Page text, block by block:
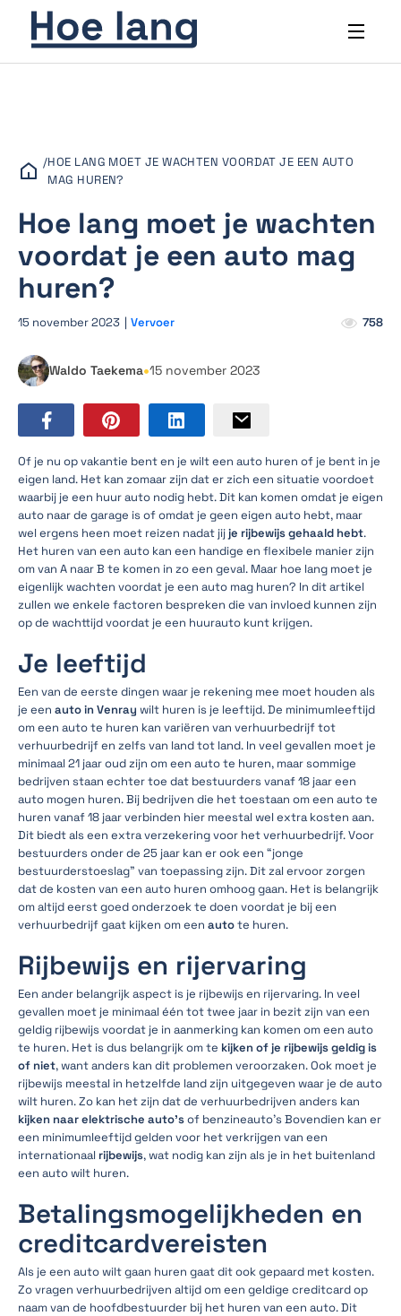
/HOE LANG MOET JE WACHTEN VOORDAT JE EEN AUTO
MAG HUREN?
Hoe lang moet je wachten
voordat je een auto mag
huren?
15 november 2023 | Vervoer 758
Waldo Taekema•15 november 2023
Of je nu op vakantie bent en je wilt een auto huren of je bent in je
eigen land. Het kan zomaar zijn dat er zich een situatie voordoet
waarbij je een huur auto nodig hebt. Dit kan komen omdat je eigen
auto naar de garage is of omdat je geen eigen auto hebt, maar
wel ergens heen moet reizen nadat jijje rijbewijs gehaald hebt.
Het huren van een auto kan een handige en flexibele manier zijn
om van A naar B te komen in zo een geval. Maar hoe lang moet je
eigenlijk wachten voordat je een auto mag huren? In dit artikel
zullen we enkele factoren bespreken die van invloed kunnen zijn
op de wachttijd voordat je een huurauto kunt krijgen.
Je leeftijd
Een van de eerste dingen waar je rekening mee moet houden als
je een auto in Venray wilt huren is je leeftijd. De minimumleeftijd
om een auto te huren kan variëren van verhuurbedrijf tot
verhuurbedrijf en zelfs van land tot land. In veel gevallen moet je
minimaal 21 jaar oud zijn om een auto te huren, maar sommige
bedrijven staan echter toe dat bestuurders vanaf 18 jaar een
auto mogen huren. Bij bedrijven die het toestaan om een auto te
huren vanaf 18 jaar verbinden hier meestal wel extra kosten aan.
Dit biedt als een extra verzekering voor het verhuurbedrijf. Voor
bestuurders onder de 25 jaar kan er ook een “jonge
bestuurderstoeslag” van toepassing zijn. Dit zal ervoor zorgen
dat de kosten van een auto huren omhoog gaan. Het is belangrijk
om altijd eerst goed onderzoek te doen voordat je bij een
verhuurbedrijf gaat kijken om een autote huren.
Rijbewijs en rijervaring
Een ander belangrijk aspect is je rijbewijs en rijervaring. In veel
gevallen moet je minimaal één tot twee jaar in bezit zijn van een
geldig rijbewijs voordat je in aanmerking kan komen om een auto
te huren. Het is dus belangrijk om te kijken of je rijbewijs geldig is
of niet, want anders kan dit problemen veroorzaken. Ook moet je
rijbewijs meestal in hetzelfde land zijn uitgegeven waar je de auto
wilt huren. Zo kan het zijn dat de verhuurbedrijven anders kan
kijken naar elektrische auto’sof benzineauto’s Bovendien kan er
een minimumleeftijd gelden voor het verkrijgen van een
internationaal rijbewijs, wat nodig kan zijn als je in het buitenland
een auto wilt huren.
Betalingsmogelijkheden en
creditcardvereisten
Als je een auto wilt gaan huren gaat dit ook gepaard met kosten.
Zo vragen verhuurbedrijven altijd om een geldige creditcard op
naam van de hoofdbestuurder bij het huren van een auto. Dit